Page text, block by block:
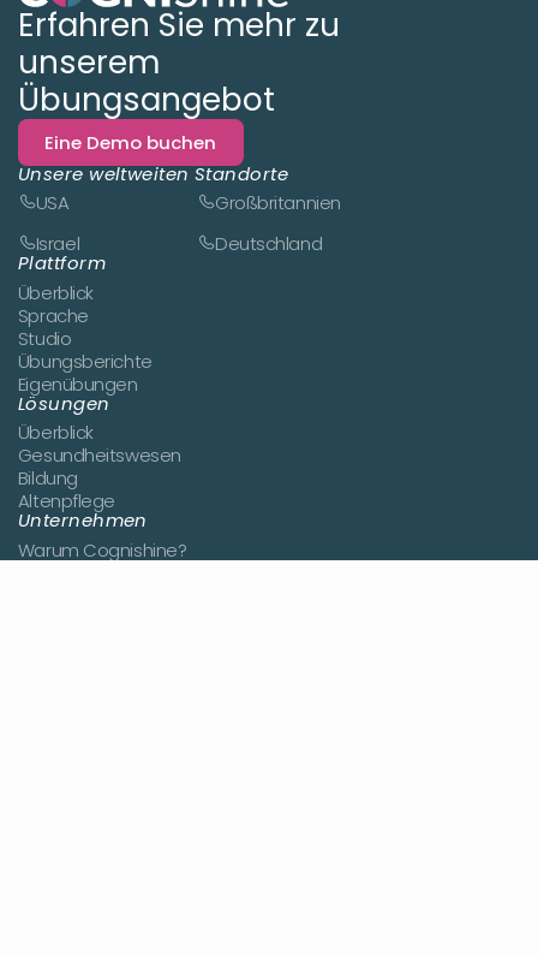
Erfahren Sie mehr zu
unserem
Übungsangebot
Eine Demo buchen
Unsere weltweiten Standorte
USA
Großbritannien
Israel
Deutschland
Plattform
Überblick
Sprache
Studio
Übungsberichte
Eigenübungen
Lösungen
Überblick
Gesundheitswesen
Bildung
Altenpflege
Unternehmen
Warum Cognishine?